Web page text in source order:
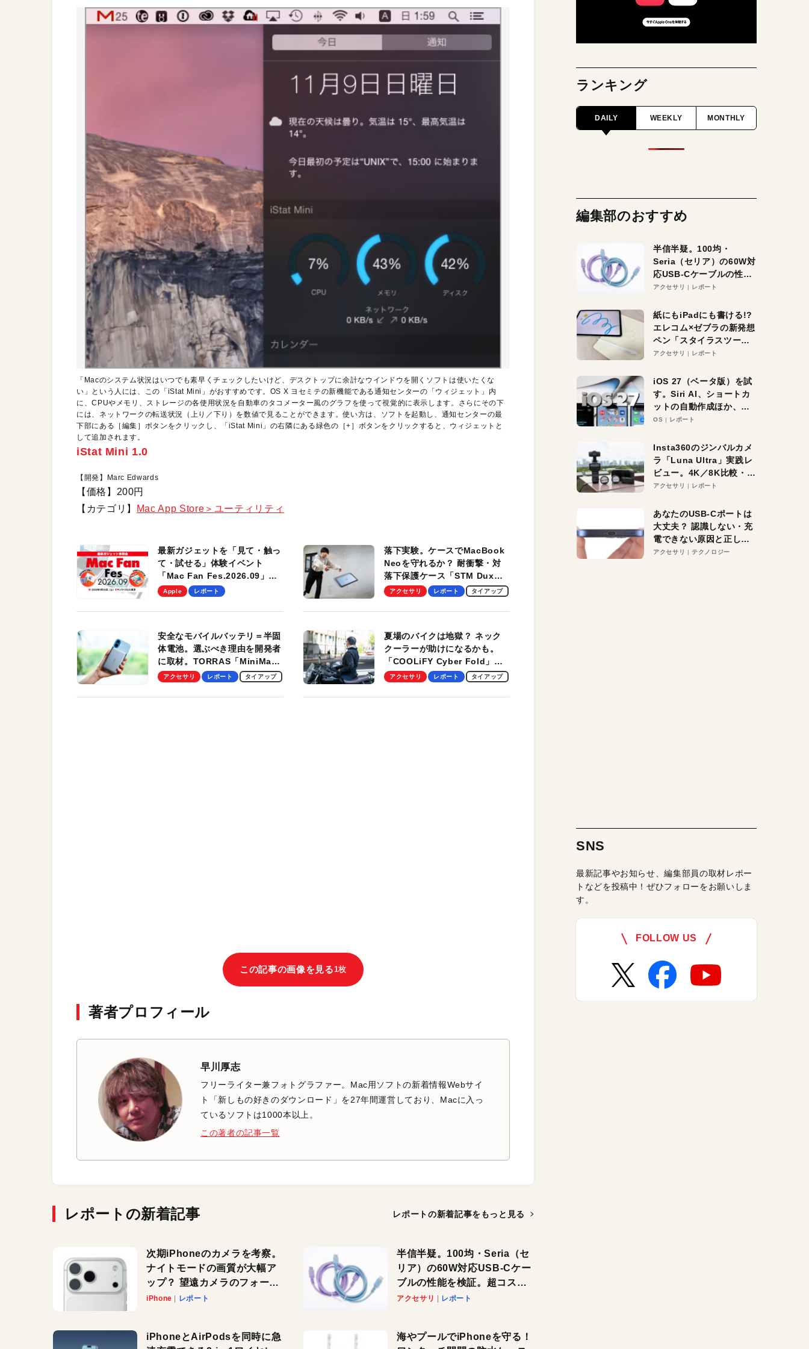
「Macのシステム状況はいつでも素早くチェックしたいけど、デスクトップに余計なウインドウを開くソフトは使いたくな
い」という人には、この「iStat Mini」がおすすめです。OS X ヨセミテの新機能である通知センターの「ウィジェット」内
に、CPUやメモリ、ストレージの各使用状況を自動車のタコメーター風のグラフを使って視覚的に表示します。さらにその下
には、ネットワークの転送状況（上り／下り）を数値で見ることができます。使い方は、ソフトを起動し、通知センターの最
下部にある［編集］ボタンをクリックし、「iStat Mini」の右隣にある緑色の［+］ボタンをクリックすると、ウィジェットと
して追加されます。
iStat Mini 1.0
【開発】Marc Edwards
【価格】200円
【カテゴリ】
Mac App Store＞ユーティリティ
最新ガジェットを「見て・触っ
て・試せる」体験イベント
「Mac Fan Fes.2026.09」
を、9月26日（土）に開催しま
Apple レポート
落下実験。ケースでMacBook
Neoを守れるか？ 耐衝撃・対
落下保護ケース「STM Dux
Ultra」を検証。学生、ビジネ
適！
アクセサリ レポート タイアップ
安全なモバイルバッテリ＝半固
体電池。選ぶべき理由を開発者
に取材。TORRAS「MiniMag
Pro」の実機レビューも
アクセサリ レポート タイアップ
夏場のバイクは地獄？ ネック
クーラーが助けになるかも。
「COOLiFY Cyber Fold」レ
ビュー。冷却の速さ、密着する
性がグッド！
アクセサリ レポート タイアップ
この記事の画像を見る1枚
著者プロフィール
早川厚志
フリーライター兼フォトグラファー。Mac用ソフトの新着情報Webサイ
ト「新しもの好きのダウンロード」を27年間運営しており、Macに入っ
ているソフトは1000本以上。
この著者の記事一覧
レポートの新着記事 レポートの新着記事をもっと見る
次期iPhoneのカメラを考察。
ナイトモードの画質が大幅ア
ップ？ 望遠カメラのフォーカ
スがさらにシャープに？
iPhone レポート
半信半疑。100均・Seria（セ
リア）の60W対応USB-Cケー
ブルの性能を検証。超コスパ
の1本を発見か？
アクセサリ レポート
iPhoneとAirPodsを同時に急
海やプールでiPhoneを守る！
ランキング
DAILY WEEKLY MONTHLY
編集部のおすすめ
半信半疑。100均・
Seria（セリア）の60W対
応USB-Cケーブルの性能
を検証。超コスパの1本を
アクセサリ レポート
紙にもiPadにも書ける!?
エレコム×ゼブラの新発想
ペン「スタイラスツーウ
ェイ」レビュー。持ち替
アクセサリ レポート
iOS 27（ベータ版）を試
す。Siri AI、ショートカ
ットの自動作成ほか、期
待大の便利機能5選。
る未来はすぐそこ！
OS レポート
Insta360のジンバルカメ
ラ「Luna Ultra」実践レ
ビュー。4K／8K比較・ズ
ーム・夜間撮影をチェッ
アクセサリ レポート
あなたのUSB-Cポートは
大丈夫？ 認識しない・充
電できない原因と正しい
対策
アクセサリ テクノロジー
SNS
最新記事やお知らせ、編集部員の取材レポー
トなどを投稿中！ぜひフォローをお願いしま
す。
FOLLOW US